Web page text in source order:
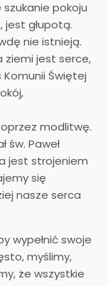
pokoju
jest głupotą.
nie istnieją.
ziemi jest serce,
Świętej
modlitwę.
św. Paweł
jest strojeniem
się
nasze serca
wypełnić swoje
myślimy,
że wszystkie